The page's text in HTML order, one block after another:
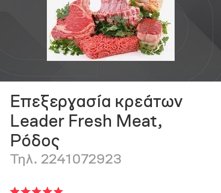
Επεξεργασία κρεάτων
Leader Fresh Meat,
Ρόδος
Τηλ. 2241072923